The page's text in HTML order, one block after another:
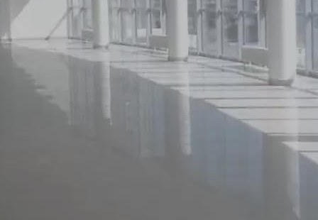
Назначение
Торговое
Размер площади (м2)
1300
Цена за помещение
520 000 руб.
4 800 руб.
<p>Имеется удобный подъезд, парковка.</p>